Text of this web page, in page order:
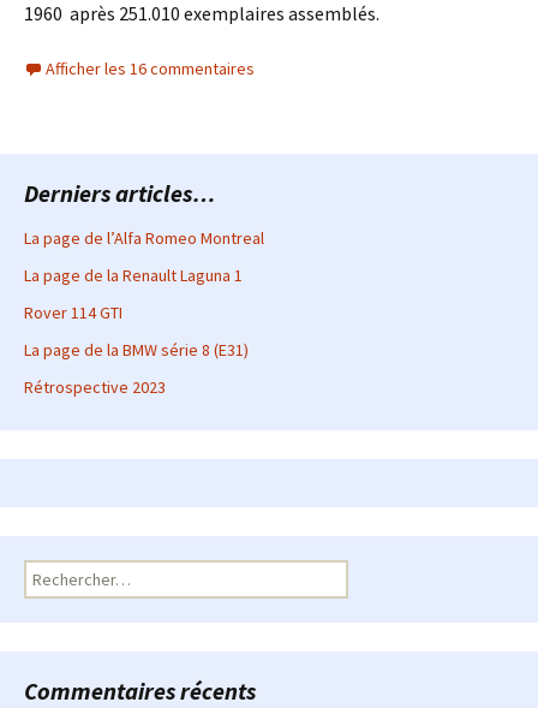
1960 après 251.010 exemplaires assemblés.
Afficher les 16 commentaires
Derniers articles…
La page de l’Alfa Romeo Montreal
La page de la Renault Laguna 1
Rover 114 GTI
La page de la BMW série 8 (E31)
Rétrospective 2023
Rechercher :
Commentaires récents